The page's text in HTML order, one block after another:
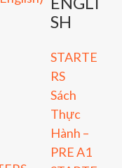
SH
STARTE
RS
Sách
Thực
Hành –
PRE A1